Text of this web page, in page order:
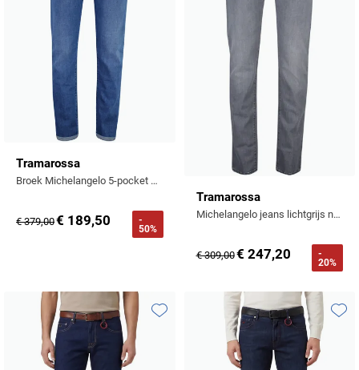
Tramarossa
Broek Michelangelo 5-pocket normale fit
€ 379,00€ 189,50
-
50%
Tramarossa
Michelangelo jeans lichtgrijs normale fit
€ 309,00€ 247,20
-
20%
Toevoegen aan favorieten